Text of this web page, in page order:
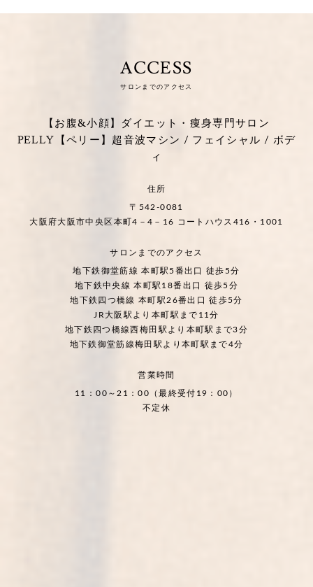
ACCESS
サロンまでのアクセス
【お腹&小顔】ダイエット・痩身専門サロン
PELLY【ペリー】超音波マシン / フェイシャル / ボデ
ィ
住所
〒542-0081
大阪府大阪市中央区本町4－4－16 コートハウス416・1001
サロンまでのアクセス
地下鉄御堂筋線 本町駅5番出口 徒歩5分
地下鉄中央線 本町駅18番出口 徒歩5分
地下鉄四つ橋線 本町駅26番出口 徒歩5分
JR大阪駅より本町駅まで11分
地下鉄四つ橋線西梅田駅より本町駅まで3分
地下鉄御堂筋線梅田駅より本町駅まで4分
営業時間
11：00～21：00（最終受付19：00）
不定休